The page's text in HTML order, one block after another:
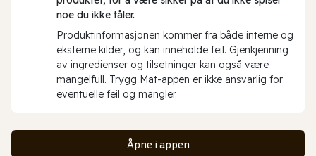
noe du ikke tåler.
Produktinformasjonen kommer fra både interne og
eksterne kilder, og kan inneholde feil. Gjenkjenning
av ingredienser og tilsetninger kan også være
mangelfull. Trygg Mat-appen er ikke ansvarlig for
eventuelle feil og mangler.
Åpne i appen